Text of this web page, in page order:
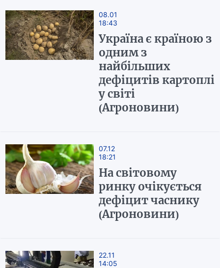
08.01
18:43
Україна є країною з
одним з
найбільших
дефіцитів картоплі
у світі
(Агроновини)
07.12
18:21
На світовому
ринку очікується
дефіцит часнику
(Агроновини)
22.11
14:05